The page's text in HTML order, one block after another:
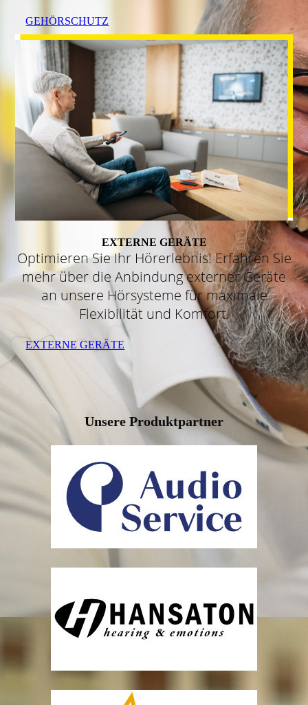
GEHÖRSCHUTZ
EXTERNE GERÄTE
Optimieren Sie Ihr Hörerlebnis! Erfahren Sie
mehr über die Anbindung externer Geräte
an unsere Hörsysteme für maximale
Flexibilität und Komfort.
EXTERNE GERÄTE
Unsere Produktpartner